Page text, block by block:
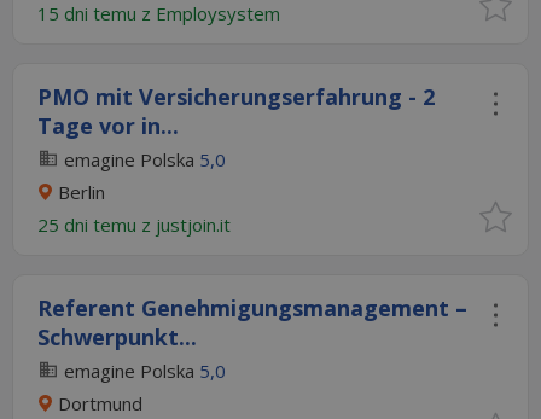
15 dni temu z Employsystem
PMO mit Versicherungserfahrung - 2
Tage vor in...
emagine Polska 5,0
Berlin
25 dni temu z justjoin.it
Referent Genehmigungsmanagement –
Schwerpunkt...
emagine Polska 5,0
Dortmund